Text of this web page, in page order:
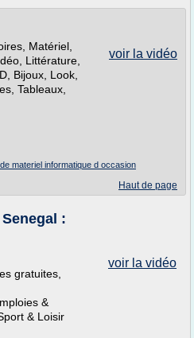
voir la vidéo
Matériel,
Littérature,
Bijoux, Look,
Tableaux,
materiel informatique d occasion
Haut de page
:
voir la vidéo
gratuites,
&
& Loisir